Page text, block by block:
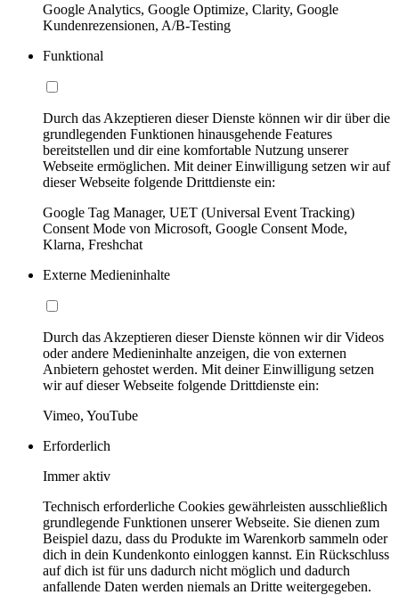
Google Analytics, Google Optimize, Clarity, Google
Kundenrezensionen, A/B-Testing
Funktional
Durch das Akzeptieren dieser Dienste können wir dir über die
grundlegenden Funktionen hinausgehende Features
bereitstellen und dir eine komfortable Nutzung unserer
Webseite ermöglichen. Mit deiner Einwilligung setzen wir auf
dieser Webseite folgende Drittdienste ein:
Google Tag Manager, UET (Universal Event Tracking)
Consent Mode von Microsoft, Google Consent Mode,
Klarna, Freshchat
Externe Medieninhalte
Durch das Akzeptieren dieser Dienste können wir dir Videos
oder andere Medieninhalte anzeigen, die von externen
Anbietern gehostet werden. Mit deiner Einwilligung setzen
wir auf dieser Webseite folgende Drittdienste ein:
Vimeo, YouTube
Erforderlich
Immer aktiv
Technisch erforderliche Cookies gewährleisten ausschließlich
grundlegende Funktionen unserer Webseite. Sie dienen zum
Beispiel dazu, dass du Produkte im Warenkorb sammeln oder
dich in dein Kundenkonto einloggen kannst. Ein Rückschluss
auf dich ist für uns dadurch nicht möglich und dadurch
anfallende Daten werden niemals an Dritte weitergegeben.